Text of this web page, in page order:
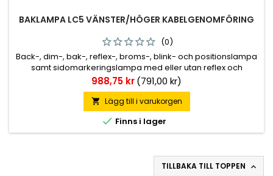
BAKLAMPA LC5 VÄNSTER/HÖGER KABELGENOMFÖRING
(0)
Back-, dim-, bak-, reflex-, broms-, blink- och positionslampa
samt sidomarkeringslampa med eller utan reflex och
skyltbelysning, se artikellista för rätt utförande. Kabelingång
på baksidan.
Pris
988,75 kr(791,00 kr)
 Lägg till i varukorgen
 Finns i lager
TILLBAKA TILL TOPPEN 